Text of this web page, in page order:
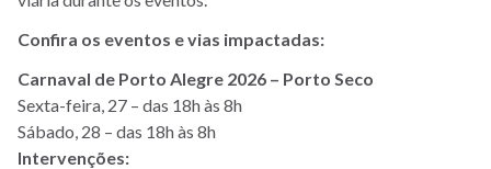
Confira os eventos e vias impactadas:
Carnaval de Porto Alegre 2026 – Porto Seco
Sexta-feira, 27 – das 18h às 8h
Sábado, 28 – das 18h às 8h
Intervenções: